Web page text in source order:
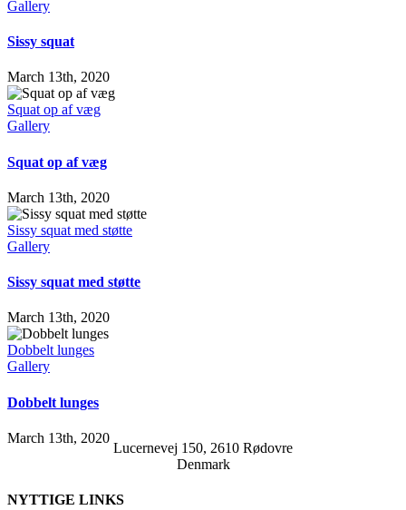
Gallery
Sissy squat
March 13th, 2020
Squat op af væg
Gallery
Squat op af væg
March 13th, 2020
Sissy squat med støtte
Gallery
Sissy squat med støtte
March 13th, 2020
Dobbelt lunges
Gallery
Dobbelt lunges
March 13th, 2020
Lucernevej 150, 2610 Rødovre
Denmark
NYTTIGE LINKS